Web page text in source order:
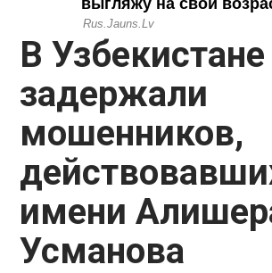
В Узбекистане
задержали
мошенников,
имени
Усманова